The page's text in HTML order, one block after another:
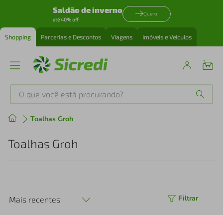
Saldão de inverno
até 40% off
Quero
Shopping Parcerias e Descontos Viagens Imóveis e Veículos
O que você está procurando?
Toalhas Groh
Toalhas Groh
Mais recentes Filtrar
Produtos mais buscados
1º tenis
perfume